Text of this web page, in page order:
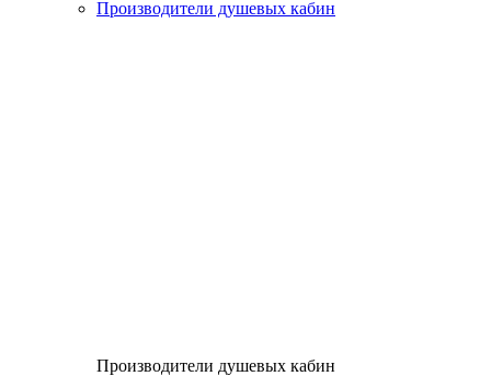
Производители душевых кабин
Производители душевых кабин